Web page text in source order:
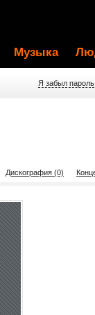
Музыка
Я забыл пароль
Дискография (0)